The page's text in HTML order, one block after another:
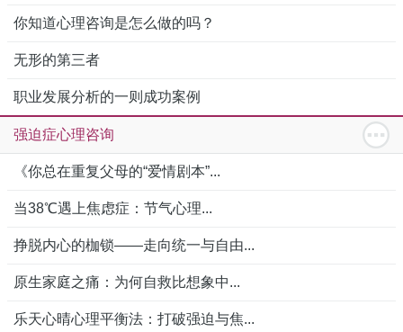
你知道心理咨询是怎么做的吗？
无形的第三者
职业发展分析的一则成功案例
强迫症心理咨询
《你总在重复父母的“爱情剧本”...
当38℃遇上焦虑症：节气心理...
挣脱内心的枷锁——走向统一与自由...
原生家庭之痛：为何自救比想象中...
乐天心晴心理平衡法：打破强迫与焦...